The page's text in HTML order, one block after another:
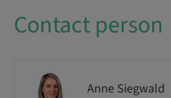
Contact person
Anne Siegwald